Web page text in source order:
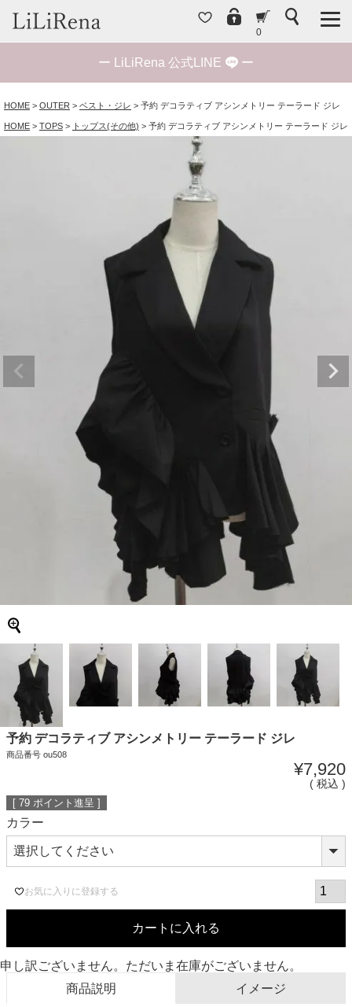
0
ー LiLiRena 公式LINE ー
HOME OUTER ベスト・ジレ 予約 デコラティブ アシンメトリー テーラード ジレ
HOME TOPS トップス(その他) 予約 デコラティブ アシンメトリー テーラード ジレ
予約 デコラティブ アシンメトリー テーラード ジレ
商品番号 ou508
¥7,920
税込
[ 79 ポイント進呈 ]
カラー
お気に入りに登録する
カートに入れる
申し訳ございません。ただいま在庫がございません。
商品説明
イメージ